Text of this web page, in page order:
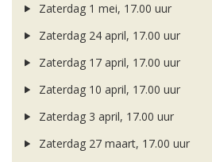
Zaterdag 1 mei, 17.00 uur
Zaterdag 24 april, 17.00 uur
Zaterdag 17 april, 17.00 uur
Zaterdag 10 april, 17.00 uur
Zaterdag 3 april, 17.00 uur
Zaterdag 27 maart, 17.00 uur